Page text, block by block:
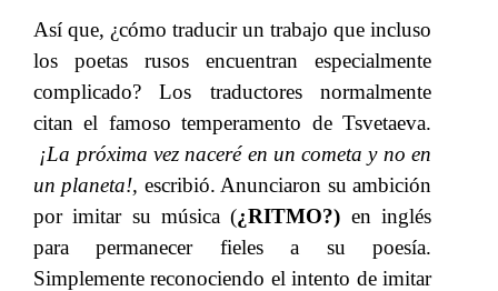
Así que, ¿cómo traducir un trabajo que incluso
los poetas rusos encuentran especialmente
complicado? Los traductores normalmente
citan el famoso temperamento de Tsvetaeva.​​
¡La próxima vez naceré en un cometa y no en
un planeta!, ​​ escribió. Anunciaron su ambición
por imitar su música (¿RITMO?)​​ en inglés
para permanecer fieles a su poesía.
Simplemente reconociendo el intento de imitar